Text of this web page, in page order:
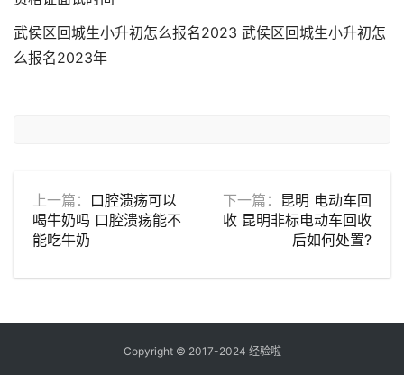
武侯区回城生小升初怎么报名2023 武侯区回城生小升初怎
么报名2023年
上一篇： 口腔溃疡可以
喝牛奶吗 口腔溃疡能不
能吃牛奶
下一篇： 昆明 电动车回
收 昆明非标电动车回收
后如何处置?
Copyright © 2017-2024 经验啦